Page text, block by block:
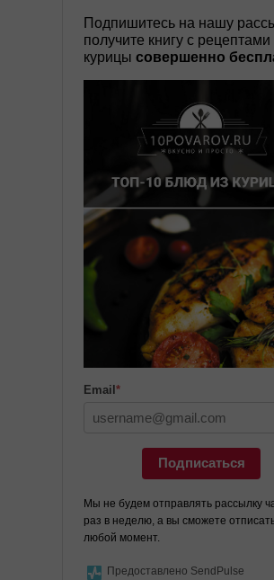
Подпишитесь на нашу
получите книгу с рецептами
курицы совершенно
Email *
Подписаться
Мы не будем отправлять рассылку
раз в неделю, а вы сможете
любой момент.
Предоставлено SendPulse